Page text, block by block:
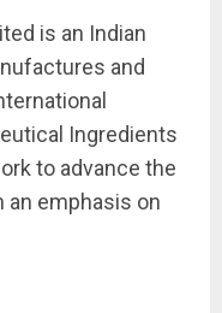
is an Indian
and
Ingredients
to advance the
an emphasis on